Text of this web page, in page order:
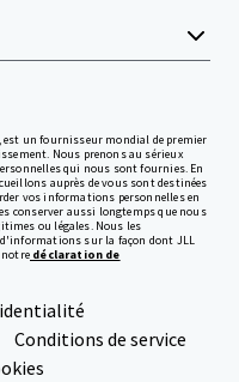
est un fournisseur mondial de premier
Nous prenons au sérieux
qui nous sont fournies. En
auprès de vous sont destinées
vos informations personnelles en
conserver aussi longtemps que nous
ou légales. Nous les
sur la façon dont JLL
notredéclaration de
Conditions de service